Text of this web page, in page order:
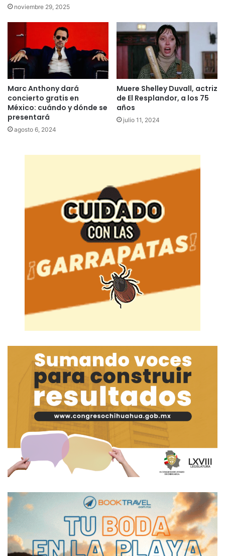
noviembre 29, 2025
Marc Anthony dará
concierto gratis en
México: cuándo y dónde se
presentará
agosto 6, 2024
Muere Shelley Duvall, actriz
de El Resplandor, a los 75
años
julio 11, 2024